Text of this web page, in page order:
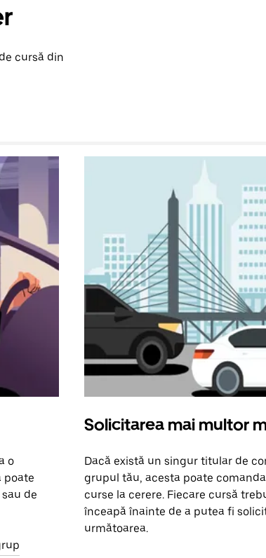
cursă din
o
poate
de
Solicitarea mai multor
Dacă există un singur titular de
grupul tău, acesta poate
curse la cerere. Fiecare cursă
înceapă înainte de a putea fi
următoarea.